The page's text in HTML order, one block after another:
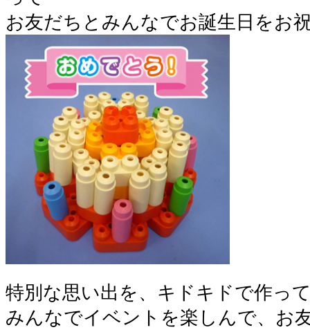
お友だちとみんなでお誕生日をお
特別な思い出を、キドキドで作っ
みんなでイベントを楽しんで、お